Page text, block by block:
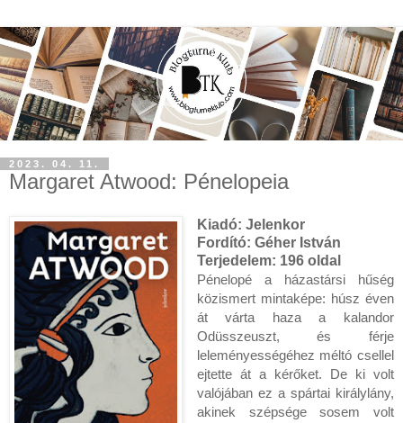
2023. 04. 11.
Margaret Atwood: Pénelopeia
Kiadó: Jelenkor
Fordító: Géher István
Terjedelem: 196oldal
Pénelopé a házastársi hűség
közismert mintaképe: húsz éven
át várta haza a kalandor
Odüsszeuszt, és férje
leleményességéhez méltó csellel
ejtette át a kérőket. De ki volt
valójában ez a spártai királylány,
akinek szépsége sosem volt